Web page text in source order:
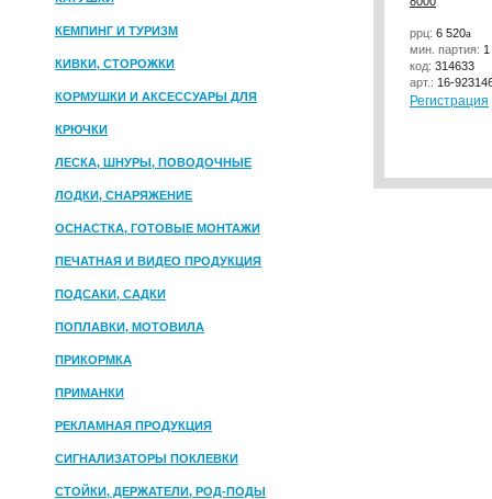
КЕМПИНГ И ТУРИЗМ
КИВКИ, СТОРОЖКИ
КОРМУШКИ И АКСЕССУАРЫ ДЛЯ
ПРИКОРМКИ
КРЮЧКИ
ЛЕСКА, ШНУРЫ, ПОВОДОЧНЫЕ
МАТЕРИАЛЫ
ЛОДКИ, СНАРЯЖЕНИЕ
ОСНАСТКА, ГОТОВЫЕ МОНТАЖИ
ПЕЧАТНАЯ И ВИДЕО ПРОДУКЦИЯ
ПОДСАКИ, САДКИ
ПОПЛАВКИ, МОТОВИЛА
ПРИКОРМКА
ПРИМАНКИ
РЕКЛАМНАЯ ПРОДУКЦИЯ
СИГНАЛИЗАТОРЫ ПОКЛЕВКИ
СТОЙКИ, ДЕРЖАТЕЛИ, РОД-ПОДЫ
ррц: 6 520a
мин. партия: 1
код: 314633
арт.: 16-
Регистрация